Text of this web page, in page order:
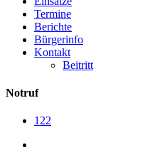
Termine
Berichte
Bürgerinfo
Kontakt
Beitritt
Notruf
122